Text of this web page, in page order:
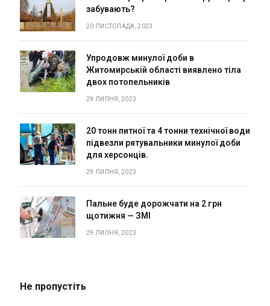
забувають?
20 ЛИСТОПАДА, 2023
Упродовж минулої доби в
Житомирській області виявлено тіла
двох потопельників
29 ЛИПНЯ, 2023
20 тонн питної та 4 тонни технічної води
підвезли рятувальники минулої доби
для херсонців.
29 ЛИПНЯ, 2023
Пальне буде дорожчати на 2 грн
щотижня — ЗМІ
29 ЛИПНЯ, 2023
Не пропустіть